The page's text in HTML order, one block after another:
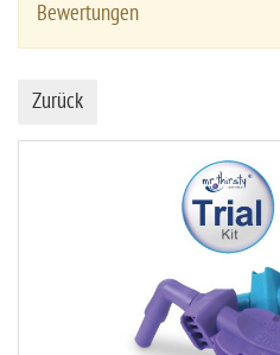
Bewertungen
Zurück